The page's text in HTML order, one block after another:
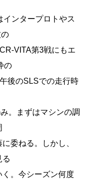
インタープロトやス
VITA第3戦にもエ
の
後のSLSでの走行時
。まずはマシンの調
委ねる。しかし、
る
く。今シーズン何度